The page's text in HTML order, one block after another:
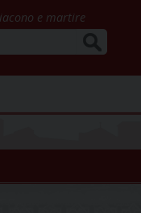
e martire